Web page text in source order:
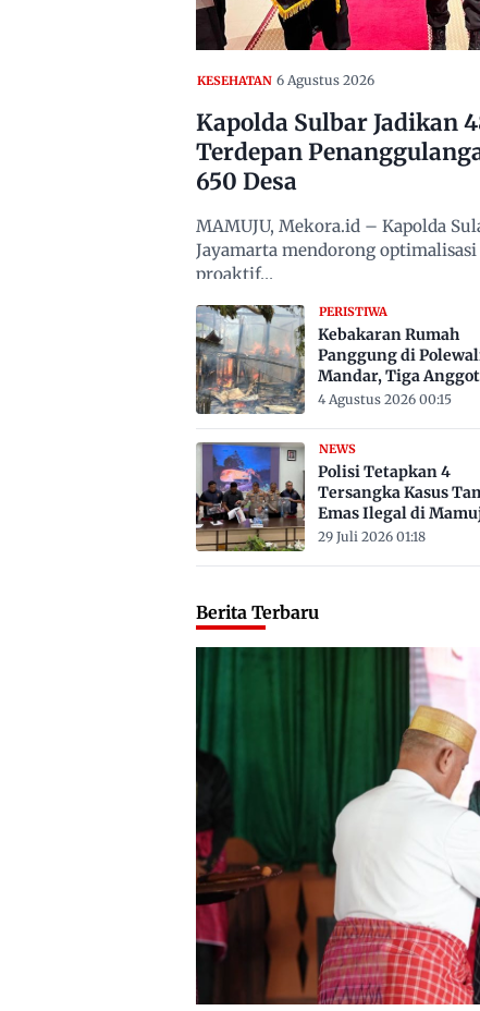
KESEHATAN 6 Agustus 2026
Kapolda Sulbar Jadikan
Terdepan
650 Desa
MAMUJU, Mekora.id – Kapolda
Jayamarta mendorong
proaktif…
PERISTIWA
Kebakaran Rumah
Panggung di
Mandar, Tiga
Keluarga Tewas
4 Agustus 2026 00:15
NEWS
Polisi Tetapkan 4
Tersangka Kasus
Emas Ilegal di
Satu ASN
29 Juli 2026 01:18
Berita Terbaru